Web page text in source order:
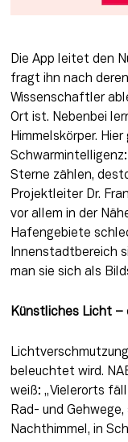
Die App leitet den
fragt ihn nach
Wissenschaftler
Ort ist. Nebenbei
Himmelskörper.
Sterne zählen,
Projektleiter Dr.
vor allem in der
Hafengebiete
Innenstadtbereich
man sie sich als
Künstliches Licht –
beleuchtet wird.
weiß: „Vielerorts
Rad- und
Nachthimmel, in